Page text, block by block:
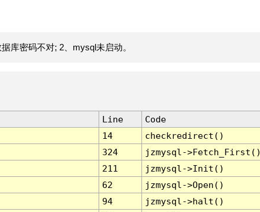
库密码不对; 2、mysql未启动。
Line
Code
14
checkredirect()
324
jzmysql-
211
jzmysql->Init()
62
jzmysql->Open()
94
jzmysql->halt()